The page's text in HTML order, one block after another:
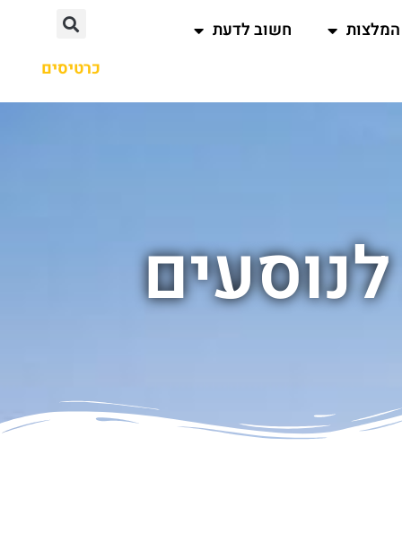
המלצות
חשוב לדעת
כרטיסים